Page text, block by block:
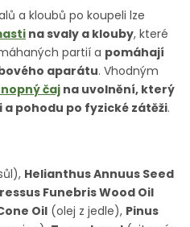
a kloubů po koupeli lze
na svaly a klouby, které
partií a pomáhají
aparátu. Vhodným
čaj na uvolnění, který
pohodu po fyzické zátěži.
Helianthus Annuus Seed
Funebris Wood Oil
Oil (olej z jedle), Pinus